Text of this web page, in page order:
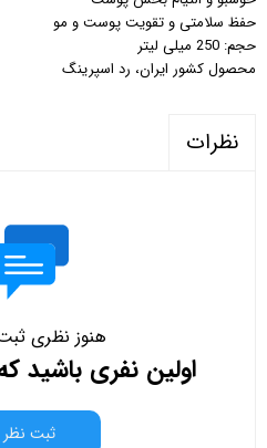
حفظ سلامتی و تقویت پوست و مو
حجم: 250 میلی لیتر
محصول کشور ایران، رد اسپرینگ
نظرات
هنوز نظری
اولین نفری باشید
ثبت نظر